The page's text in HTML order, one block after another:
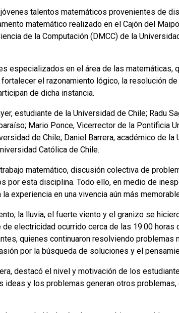
talentos matemáticos provenientes de
matemático realizado en el Cajón del
de la Computación (DMCC) de la
especializados en el área de las matemáticas,
el razonamiento lógico, la resolución
de dicha instancia.
estudiante de la Universidad de Chile; Radu
Mario Ponce, Vicerrector de la Pontificia
de Chile; Daniel Barrera, académico de la
Católica de Chile.
matemático, discusión colectiva de
por esta disciplina. Todo ello, en medio de
experiencia en una vivencia aún más
la lluvia, el fuerte viento y el granizo se
electricidad ocurrido cerca de las 19:00 horas
quienes continuaron resolviendo problemas
por la búsqueda de soluciones y el
destacó el nivel y motivación de los
ideas y los problemas generan otros problemas,